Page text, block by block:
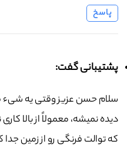
پاسخ
پشتیبانی گفت:
سلام حسن عزیز وقتی یه شیء
دیده نمیشه، معمولاً از بالا
که توالت فرنگی رو از زمین